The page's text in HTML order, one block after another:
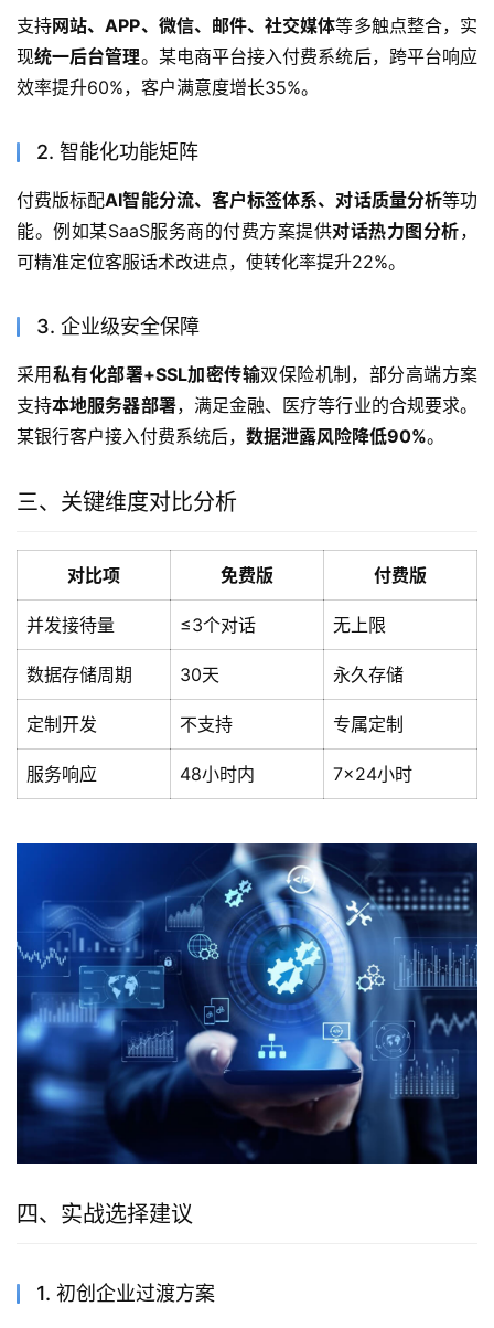
支持网站、APP、微信、邮件、社交媒体等多触点整合，实
现统一后台管理。某电商平台接入付费系统后，跨平台响应
效率提升60%，客户满意度增长35%。
2. 智能化功能矩阵
付费版标配AI智能分流、客户标签体系、对话质量分析等功
能。例如某SaaS服务商的付费方案提供对话热力图分析，
可精准定位客服话术改进点，使转化率提升22%。
3. 企业级安全保障
采用私有化部署+SSL加密传输双保险机制，部分高端方案
支持本地服务器部署，满足金融、医疗等行业的合规要求。
某银行客户接入付费系统后， 数据泄露风险降低90%。
三、关键维度对比分析
对比项 免费版 付费版
并发接待量 ≤3个对话 无上限
数据存储周期 30天 永久存储
定制开发 不支持 专属定制
服务响应 48小时内 7×24小时
四、实战选择建议
1. 初创企业过渡方案